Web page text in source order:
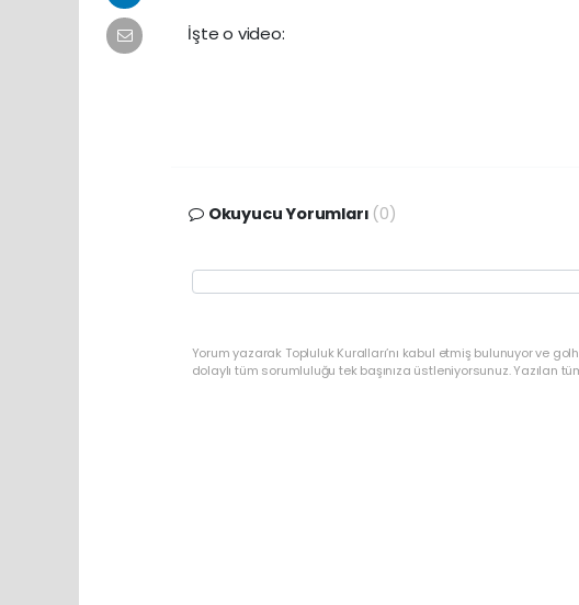
İşte o video:
Okuyucu Yorumları (0)
Yorum yazarak Topluluk Kuralları’nı kabul etmiş bulunuyor ve
dolaylı tüm sorumluluğu tek başınıza üstleniyorsunuz.